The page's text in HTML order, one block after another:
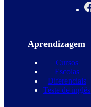
Aprendizagem
Cursos
Escolas
Diferenciais
Teste de inglês